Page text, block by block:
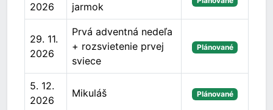
2026
jarmok
29. 11.
2026
Prvá adventná nedeľa
+ rozsvietenie prvej
sviece
Plánované
5. 12.
2026
Mikuláš Plánované